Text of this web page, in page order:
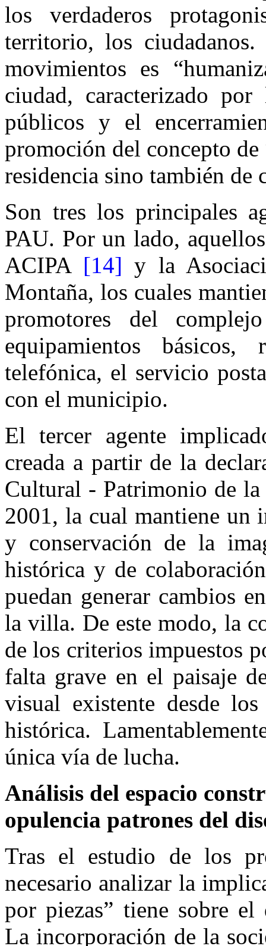
los verdaderos
territorio, los
movimientos es
ciudad, caracterizado
públicos y el
promoción del concepto
residencia sino también
Son tres los principales
PAU. Por un lado,
ACIPA [14] y la
Montaña, los cuales
promotores del
equipamientos
telefónica, el servicio
con el municipio.
El tercer agente
creada a partir de la
Cultural - Patrimonio de
2001, la cual mantiene un
y conservación de la
histórica y de
puedan generar cambios
la villa. De este modo, la
de los criterios impuestos
falta grave en el paisaje
visual existente desde
histórica.
única vía de lucha.
Análisis del espacio
opulencia patrones del
Tras el estudio de los
necesario analizar la
por piezas” tiene sobre el
La incorporación de la